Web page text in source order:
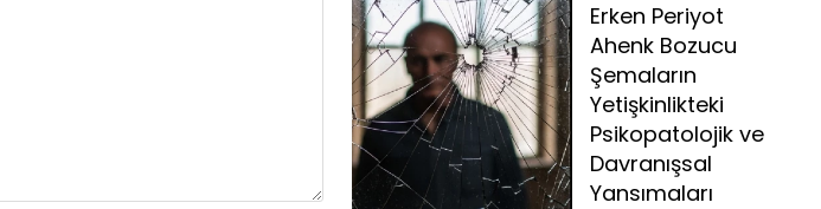
Erken Periyot
Ahenk Bozucu
Şemaların
Yetişkinlikteki
Psikopatolojik ve
Davranışsal
Yansımaları